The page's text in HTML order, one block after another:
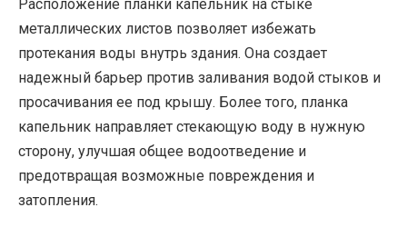
Расположение планки капельник на стыке
металлических листов позволяет избежать
протекания воды внутрь здания. Она создает
надежный барьер против заливания водой стыков и
просачивания ее под крышу. Более того, планка
капельник направляет стекающую воду в нужную
сторону, улучшая общее водоотведение и
предотвращая возможные повреждения и
затопления.